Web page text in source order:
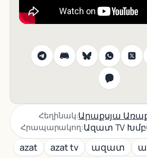
Հեղինակ:Արաքսյա
Հրապարակող:Ազատ TV
azat azat tv ազատ